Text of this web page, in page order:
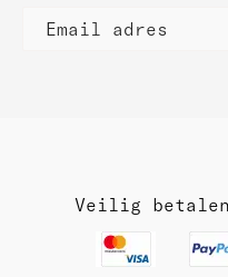
Veilig betalen